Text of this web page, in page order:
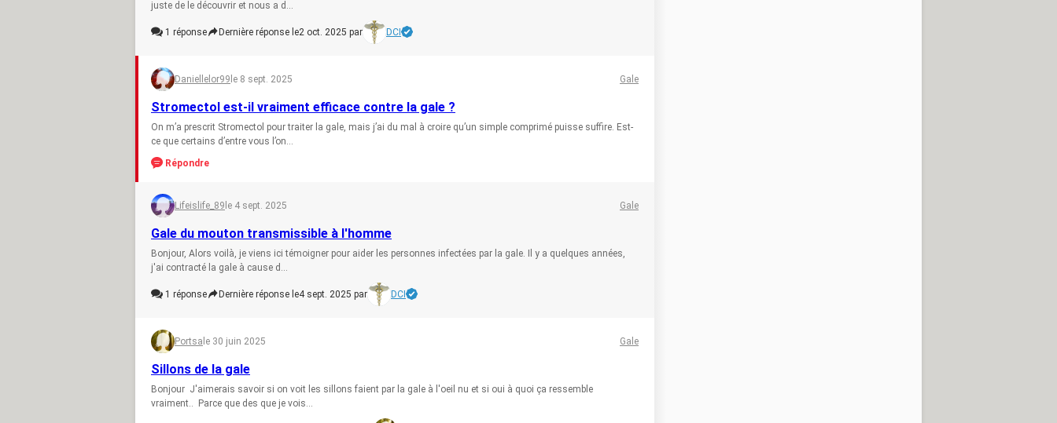
juste de le découvrir et nous a d...
1 réponse Dernière réponse le2 oct. 2025 par DCI
Daniellelor99 le 8 sept. 2025 Gale
Stromectol est-il vraiment efficace contre la gale ?
On m’a prescrit Stromectol pour traiter la gale, mais j’ai du mal à croire qu’un simple comprimé puisse suffire. Est-
ce que certains d’entre vous l’on...
Répondre
Lifeislife_89 le 4 sept. 2025 Gale
Gale du mouton transmissible à l'homme
Bonjour, Alors voilà, je viens ici témoigner pour aider les personnes infectées par la gale. Il y a quelques années,
j'ai contracté la gale à cause d...
1 réponse Dernière réponse le4 sept. 2025 par DCI
Portsa le 30 juin 2025 Gale
Sillons de la gale
Bonjour J'aimerais savoir si on voit les sillons faient par la gale à l'oeil nu et si oui à quoi ça ressemble
vraiment.. Parce que des que je vois...